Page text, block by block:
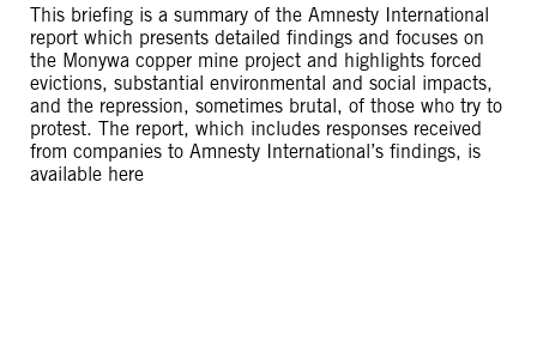
This briefing is a summary of the Amnesty International
report which presents detailed findings and focuses on
the Monywa copper mine project and highlights forced
evictions, substantial environmental and social impacts,
and the repression, sometimes brutal, of those who try to
protest. The report, which includes responses received
from companies to Amnesty International’s findings, is
available here